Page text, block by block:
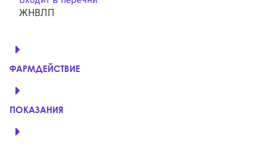
ЖНВЛП
ФАРМДЕЙСТВИЕ
ПОКАЗАНИЯ